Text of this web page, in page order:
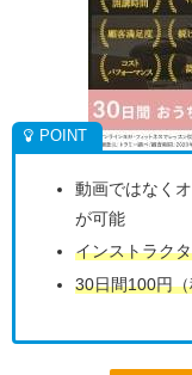
動画ではなく
が可能
インストラク
30日間100円